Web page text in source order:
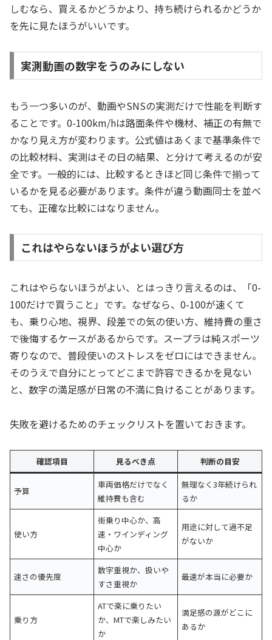
しむなら、買えるかどうかより、持ち続けられるかどうか
を先に見たほうがいいです。
実測動画の数字をうのみにしない
もう一つ多いのが、動画やSNSの実測だけで性能を判断す
ることです。0-100km/hは路面条件や機材、補正の有無で
かなり見え方が変わります。公式値はあくまで基準条件で
の比較材料、実測はその日の結果、と分けて考えるのが安
全です。一般的には、比較するときほど同じ条件で揃って
いるかを見る必要があります。条件が違う動画同士を並べ
ても、正確な比較にはなりません。
これはやらないほうがよい選び方
これはやらないほうがよい、とはっきり言えるのは、「0-
100だけで買うこと」です。なぜなら、0-100が速くて
も、乗り心地、視界、段差での気の使い方、維持費の重さ
で後悔するケースがあるからです。スープラは純スポーツ
寄りなので、普段使いのストレスをゼロにはできません。
そのうえで自分にとってどこまで許容できるかを見ない
と、数字の満足感が日常の不満に負けることがあります。
失敗を避けるためのチェックリストを置いておきます。
確認項目 見るべき点 判断の目安
予算
車両価格だけでなく
維持費も含む
無理なく3年続けられ
るか
使い方
街乗り中心か、高
速・ワインディング
中心か
用途に対して過不足
がないか
速さの優先度
数字重視か、扱いや
すさ重視か
最速が本当に必要か
乗り方
ATで楽に乗りたい
か、MTで楽しみたい
か
満足感の源がどこに
あるか